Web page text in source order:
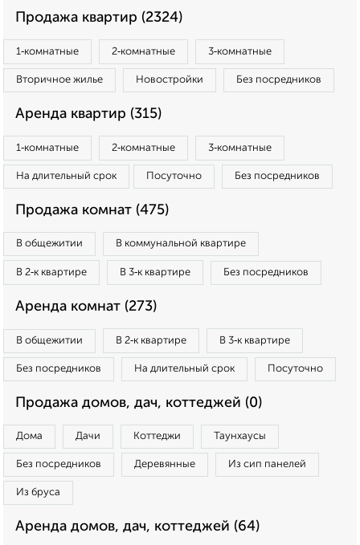
Продажа квартир (2324)
1‑комнатные 2‑комнатные 3‑комнатные
Вторичное жилье Новостройки Без посредников
Аренда квартир (315)
1‑комнатные 2‑комнатные 3‑комнатные
На длительный срок Посуточно Без посредников
Продажа комнат (475)
В общежитии В коммунальной квартире
В 2‑к квартире В 3‑к квартире Без посредников
Аренда комнат (273)
В общежитии В 2‑к квартире В 3‑к квартире
Без посредников На длительный срок Посуточно
Продажа домов, дач, коттеджей (0)
Дома Дачи Коттеджи Таунхаусы
Без посредников Деревянные Из сип панелей
Из бруса
Аренда домов, дач, коттеджей (64)